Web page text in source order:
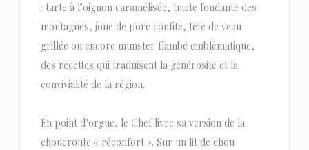
: tarte à l’oignon caramélisée, truite fondante des
montagnes, joue de porc confite, tête de veau
grillée ou encore munster flambé emblématique,
des recettes qui traduisent la générosité et la
convivialité de la région.
En point d’orgue, le Chef livre sa version de la
choucroute « réconfort ». Sur un lit de chou